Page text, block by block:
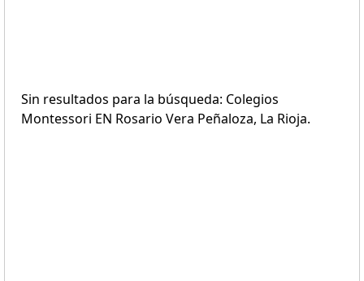
Sin resultados para la búsqueda: Colegios
Montessori EN Rosario Vera Peñaloza, La Rioja.